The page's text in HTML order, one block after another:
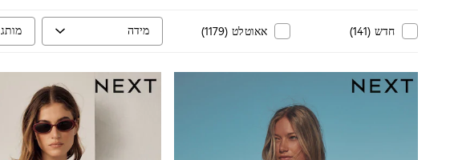
Bodysuits & Vests
Jeans
Jumpsuits & Playsuits
Loungewear
Nightwear & Pyjamas
Pants & Leggings
חדש (
141
) אאוטלט (
1179
) מידה מותג